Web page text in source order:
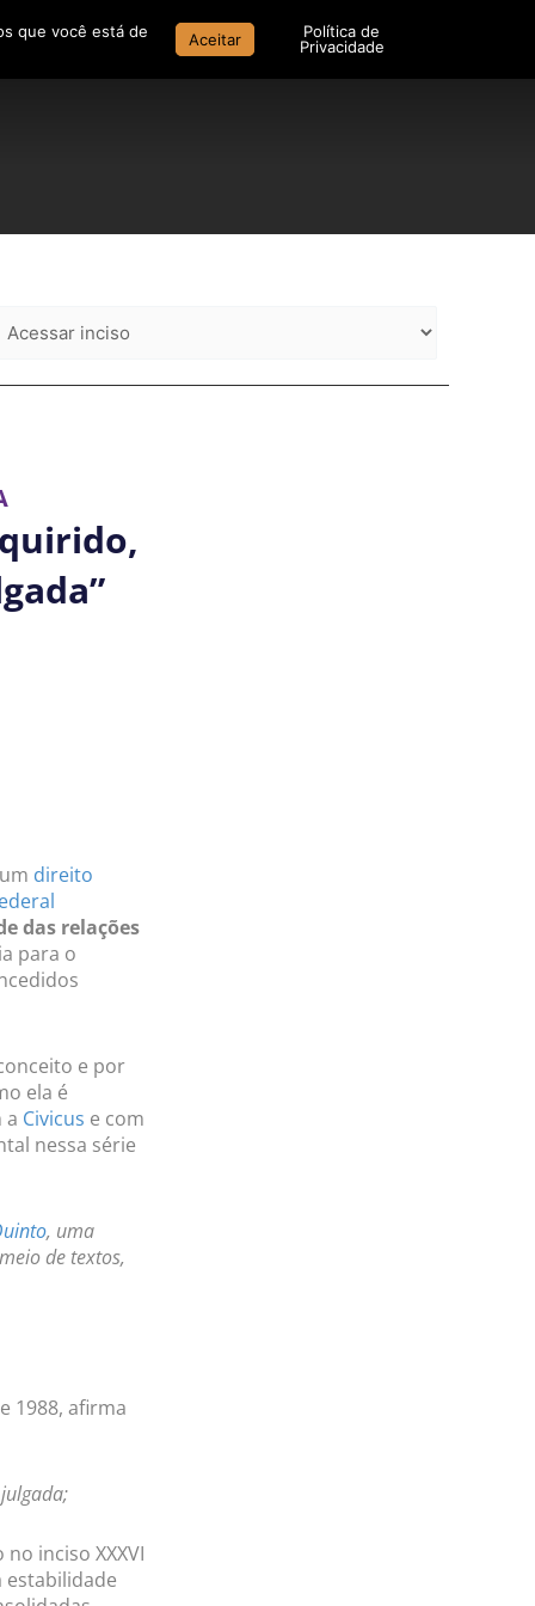
direito
das relações
para o
e por
ela é
a Civicus e com
nessa série
, uma
de textos,
1988, afirma
inciso XXXVI
estabilidade
que você está de Aceitar
Política de
Privacidade